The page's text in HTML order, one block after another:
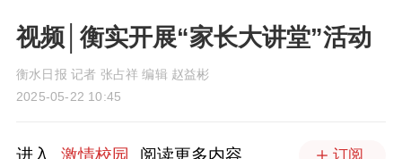
视频│衡实开展“家长大讲堂”活动
衡水日报 记者 张占祥 编辑 赵益彬
2025-05-22 10:45
进入 激情校园 阅读更多内容 订阅